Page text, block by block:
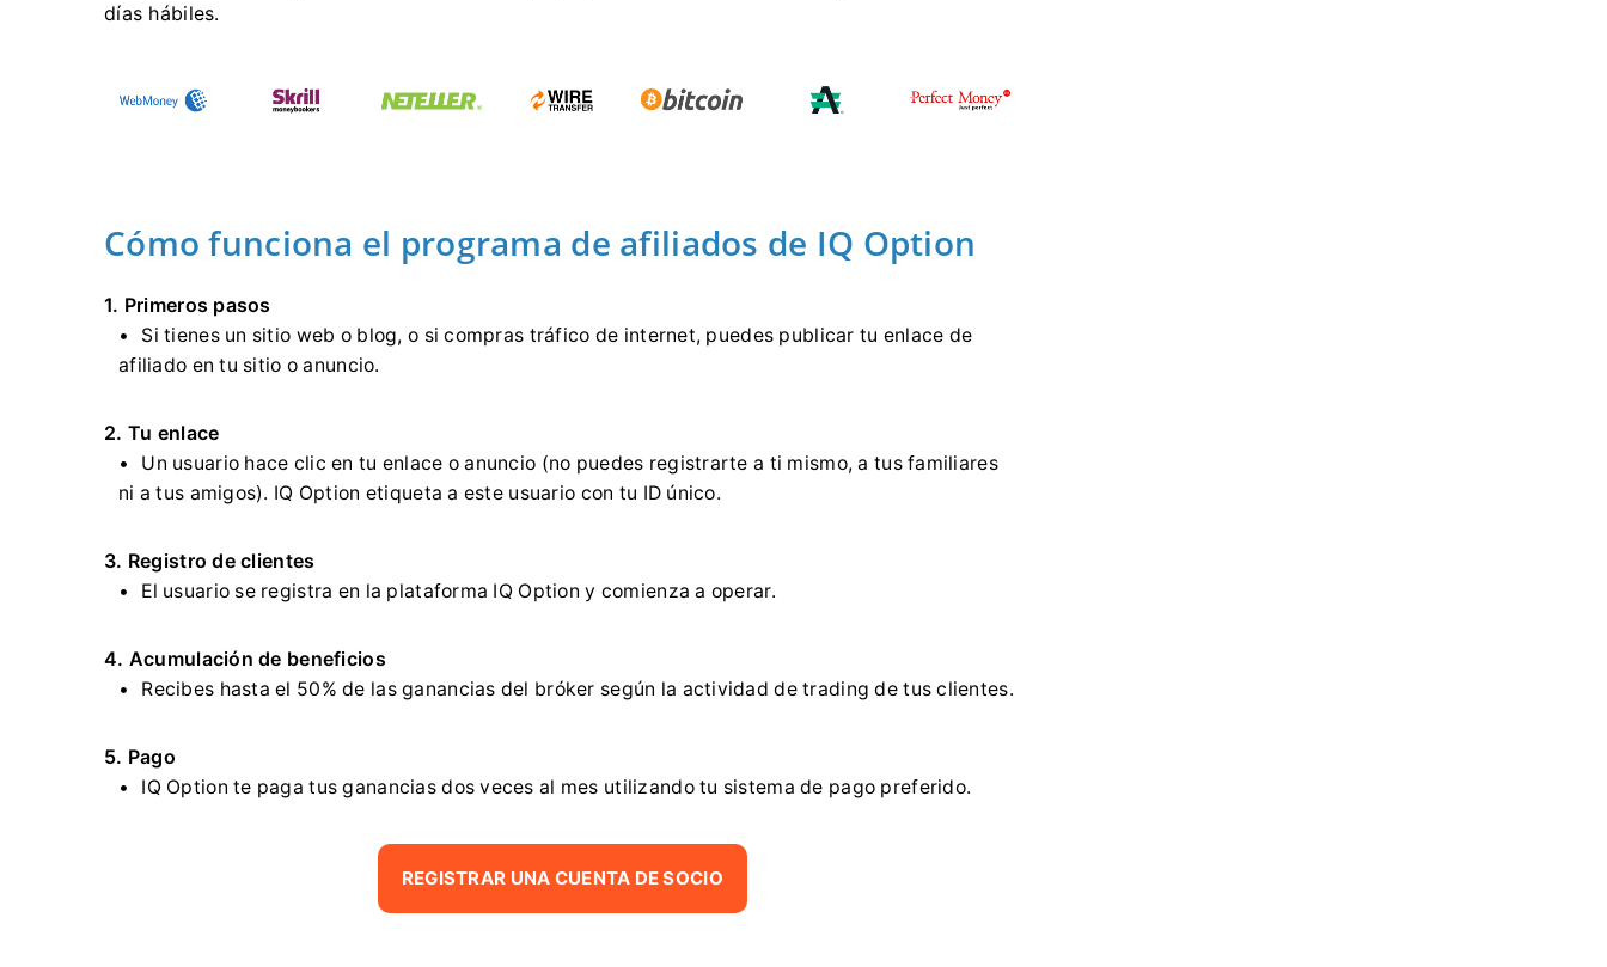
días hábiles.
Cómo funciona el programa de afiliados de IQ Option
1. Primeros pasos
Si tienes un sitio web o blog, o si compras tráfico de internet, puedes publicar tu enlace de
afiliado en tu sitio o anuncio.
2. Tu enlace
Un usuario hace clic en tu enlace o anuncio (no puedes registrarte a ti mismo, a tus familiares
ni a tus amigos). IQ Option etiqueta a este usuario con tu ID único.
3. Registro de clientes
El usuario se registra en la plataforma IQ Option y comienza a operar.
4. Acumulación de beneficios
Recibes hasta el 50% de las ganancias del bróker según la actividad de trading de tus clientes.
5. Pago
IQ Option te paga tus ganancias dos veces al mes utilizando tu sistema de pago preferido.
REGISTRAR UNA CUENTA DE SOCIO